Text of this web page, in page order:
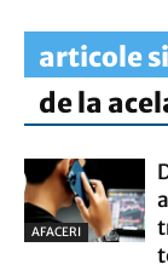
articole
de la
AFACERI